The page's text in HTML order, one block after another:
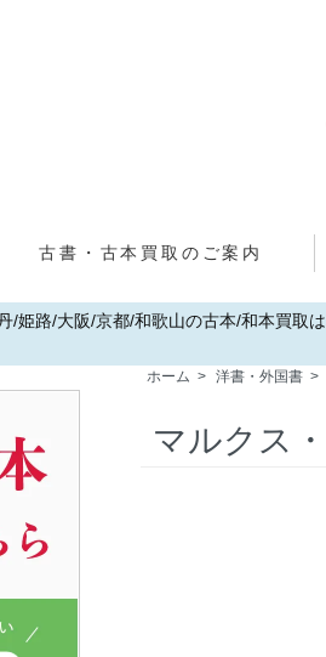
古書・古本買取のご案内
/姫路/大阪/京都/和歌山の古本/和本買取
ホーム > 洋書・外国書 >
マルクス